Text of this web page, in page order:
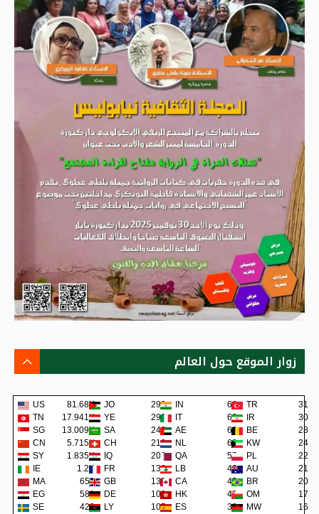
زوار الموقع حول العالم
US 81.68K JO 293 IN 68 TR
31
TN
17.941K YE 290 IT 62 IR
30
SG
13.009K SA 242 AE 62 BE
28
CN
5.715K CH 219 NL 60 KW
24
SY
1.835K IQ 200 QA 57 PL
22
IE
1.2K FR 138 LB 48 AU
21
MA
659 GB 133 CA 45 BR
20
EG
581 DE 108 HK 42 OM
17
SE
422 LY 105 ES 38 MW
16